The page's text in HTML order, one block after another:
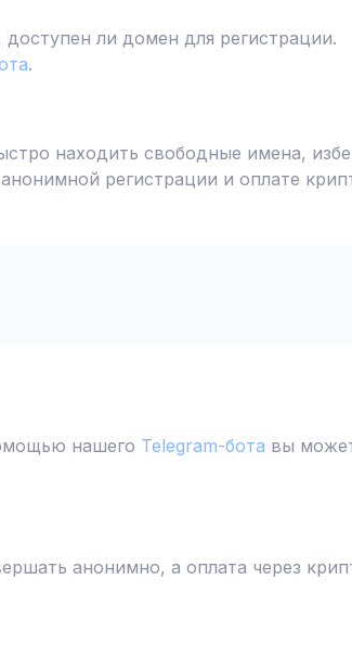
ли домен для регистрации.
.
находить свободные имена,
регистрации и оплате
нашего Telegram-бота вы
анонимно, а оплата через